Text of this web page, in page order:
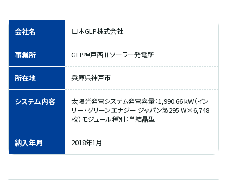
会社名 日本GLP株式会社
事業所 GLP神戸西Ⅱソーラー発電所
所在地 兵庫県神戸市
システム内容
太陽光発電システム発電容量：1,990.66 kW（イン
リー・グリーンエナジー ジャパン製295 W×6,748
枚）モジュール種別：単結晶型
納入年月 2018年1月